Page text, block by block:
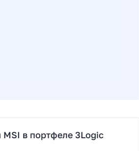
MSI в портфеле 3Logic